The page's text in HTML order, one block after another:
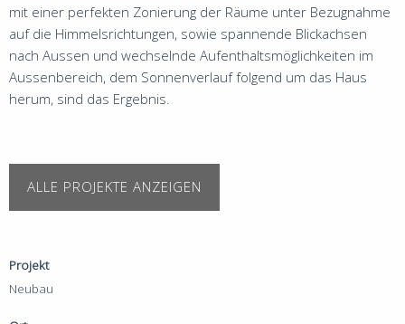
mit einer perfekten Zonierung der Räume unter Bezugnahme
auf die Himmelsrichtungen, sowie spannende Blickachsen
nach Aussen und wechselnde Aufenthaltsmöglichkeiten im
Aussenbereich, dem Sonnenverlauf folgend um das Haus
herum, sind das Ergebnis.
ALLE PROJEKTE ANZEIGEN
Projekt
Neubau